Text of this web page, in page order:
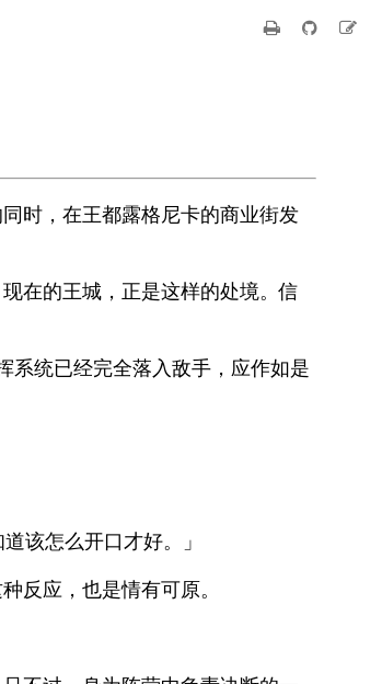
时，在王都露格尼卡的商业街发
在的王城，正是这样的处境。信
系统已经完全落入敌手，应作如是
该怎么开口才好。」
反应，也是情有可原。